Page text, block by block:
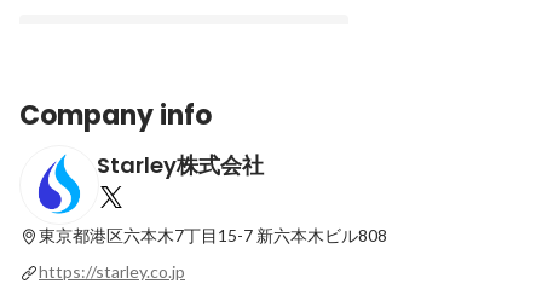
事業コンセプトの検証から、デザインチー
ム組成まで。おしゃべりAIアプリ
「Cotomo」の立ち上げについて
Latest
Company info
Starley株式会社
東京都港区六本木7丁目15-7 新六本木ビル808
https://starley.co.jp